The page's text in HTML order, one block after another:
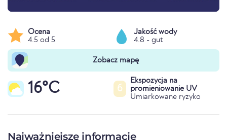
Ocena
4.5 od 5
Jakość wody
4.8 - gut
Zobacz mapę
16°C 6
Ekspozycja na
promieniowanie UV
Umiarkowane ryzyko
Najważniejsze informacje